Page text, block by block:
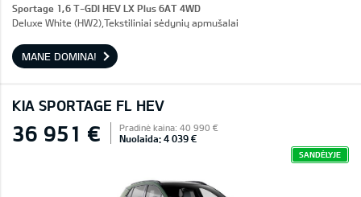
Sportage 1,6 T-GDI HEV LX Plus 6AT 4WD
Deluxe White (HW2),Tekstiliniai sėdynių apmušalai
MANE DOMINA!
KIA SPORTAGE FL HEV
36 951 € Pradinė kaina: 40 990 €
Nuolaida: 4 039 €
SANDĖLYJE